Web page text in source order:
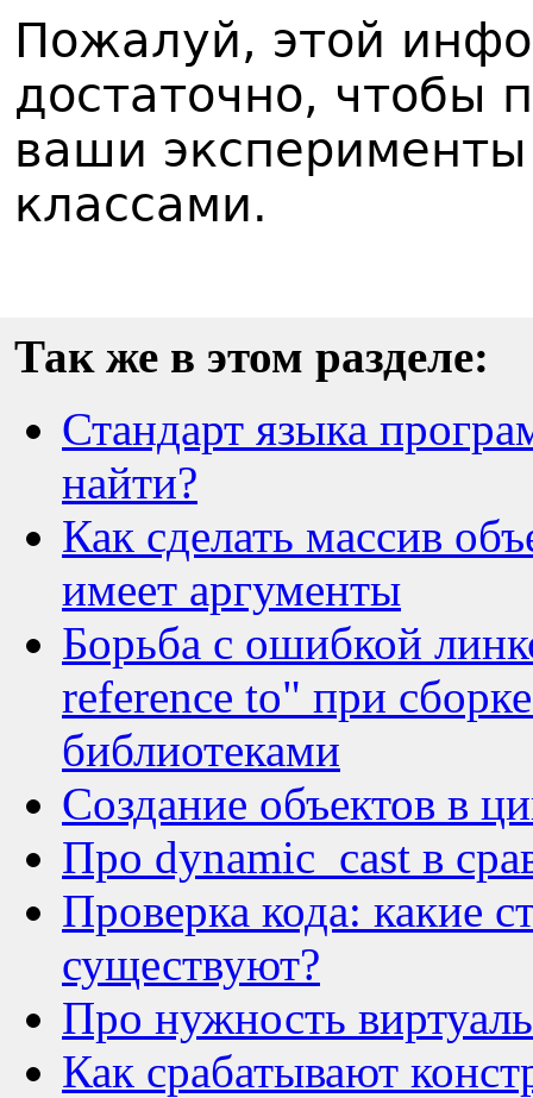
Пожалуй, этой
достаточно, чтобы
ваши
классами.
Так же в этом разделе:
Стандарт языка
найти?
Как сделать массив
имеет аргументы
Борьба с ошибкой
reference to" при
библиотеками
Создание объектов в
Про dynamic_cast в
Проверка кода: какие
существуют?
Про нужность
Как срабатывают